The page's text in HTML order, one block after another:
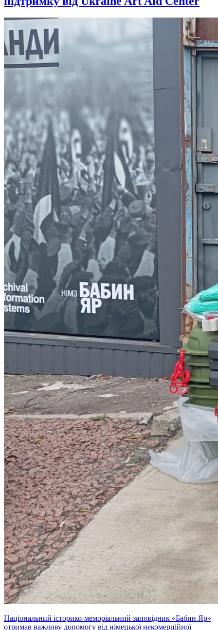
Національний історико-меморіальний заповідник «Бабин Яр»
отримав важливу допомогу від німецької некомерційної